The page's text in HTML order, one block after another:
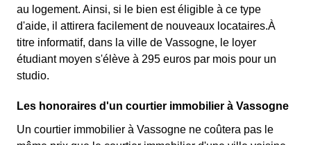
au logement. Ainsi, si le bien est éligible à ce type
d'aide, il attirera facilement de nouveaux locataires.À
titre informatif, dans la ville de Vassogne, le loyer
étudiant moyen s'élève à 295 euros par mois pour un
studio.
Les honoraires d'un courtier immobilier à Vassogne
Un courtier immobilier à Vassogne ne coûtera pas le